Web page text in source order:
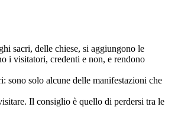
sacri, delle chiese, si aggiungono le
i visitatori, credenti e non, e rendono
sono solo alcune delle manifestazioni che
Il consiglio è quello di perdersi tra le